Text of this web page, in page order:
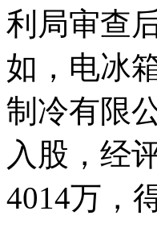
利局审查
如，电冰
制冷有限
入股，经
4014万，